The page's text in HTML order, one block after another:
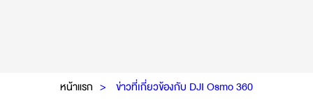
หน้าแรก ข่าวที่เกี่ยวข้องกับ DJI Osmo 360